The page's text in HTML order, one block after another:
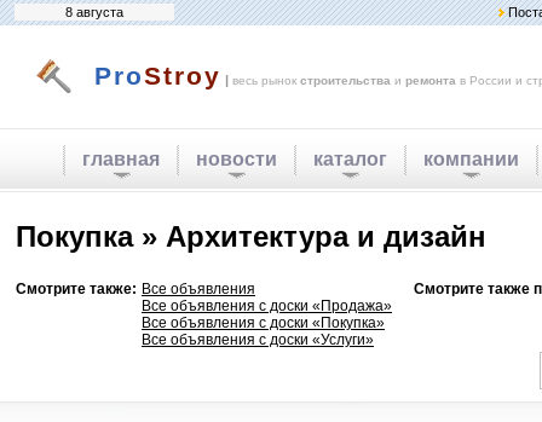
8 августа
ProStroy | весь рынок строительства и ремонта в России и
главная новости каталог компании
Покупка » Архитектура и дизайн
Смотрите также: Все объявления
Все объявления с доски «Продажа»
Все объявления с доски «Покупка»
Все объявления с доски «Услуги»
Смотрите также